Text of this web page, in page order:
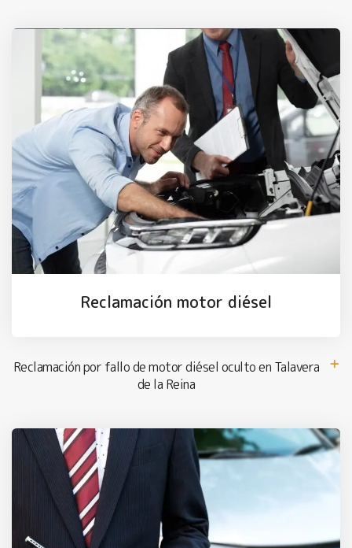
Reclamación motor diésel
Reclamación por fallo de motor diésel oculto en Talavera
de la Reina